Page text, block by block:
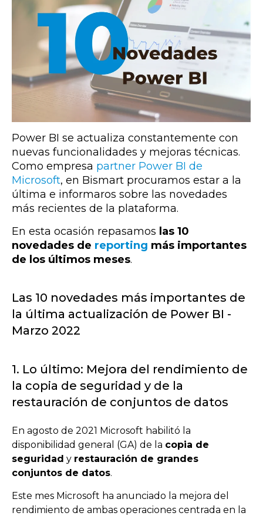
Power BI se actualiza constantemente con
nuevas funcionalidades y mejoras técnicas.
Como empresa partner Power BI de
Microsoft, en Bismart procuramos estar a la
última e informaros sobre las novedades
más recientes de la plataforma.
En esta ocasión repasamos las 10
novedades de reporting más importantes
de los últimos meses.
Las 10 novedades más importantes de
la última actualización de Power BI -
Marzo 2022
1. Lo último: Mejora del rendimiento de
la copia de seguridad y de la
restauración de conjuntos de datos
En agosto de 2021 Microsoft habilitó la
disponibilidad general (GA) de la copia de
seguridad y restauración de grandes
conjuntos de datos.
Este mes Microsoft ha anunciado la mejora del
rendimiento de ambas operaciones centrada en la